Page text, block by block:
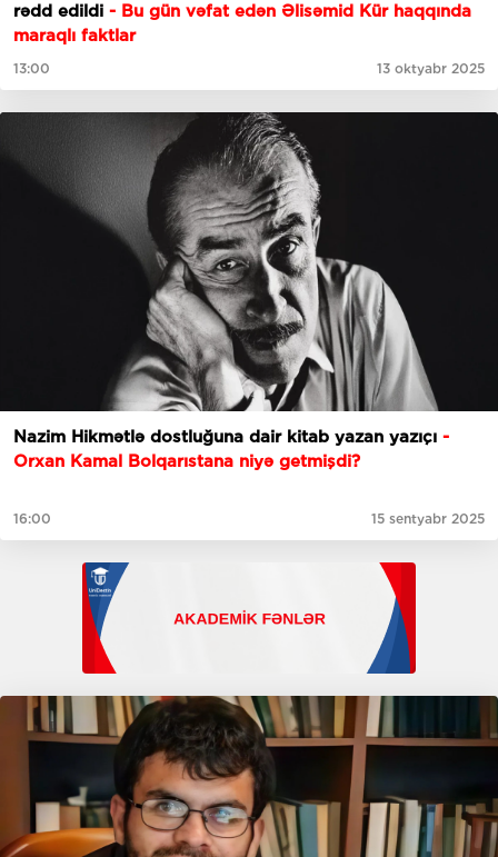
rədd edildi - Bu gün vəfat edən Əlisəmid Kür haqqında
maraqlı faktlar
13:00 13 oktyabr 2025
Nazim Hikmətlə dostluğuna dair kitab yazan yazıçı -
Orxan Kamal Bolqarıstana niyə getmişdi?
16:00 15 sentyabr 2025